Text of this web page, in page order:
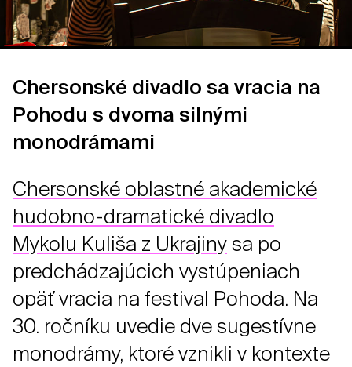
Chersonské divadlo sa vracia na
Pohodu s dvoma silnými
monodrámami
Chersonské oblastné akademické
hudobno-dramatické divadlo
Mykolu Kuliša z Ukrajiny sa po
predchádzajúcich vystúpeniach
opäť vracia na festival Pohoda. Na
30. ročníku uvedie dve sugestívne
monodrámy, ktoré vznikli v kontexte